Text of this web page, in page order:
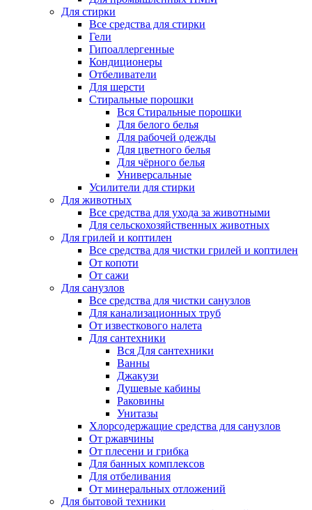
Для стирки
Все средства для стирки
Гели
Гипоаллергенные
Кондиционеры
Отбеливатели
Для шерсти
Стиральные порошки
Вся Стиральные порошки
Для белого белья
Для рабочей одежды
Для цветного белья
Для чёрного белья
Универсальные
Усилители для стирки
Для животных
Все средства для ухода за животными
Для сельскохозяйственных животных
Для грилей и коптилен
Все средства для чистки грилей и коптилен
От копоти
От сажи
Для санузлов
Все средства для чистки санузлов
Для канализационных труб
От известкового налета
Для сантехники
Вся Для сантехники
Ванны
Джакузи
Душевые кабины
Раковины
Унитазы
Хлорсодержащие средства для санузлов
От ржавчины
От плесени и грибка
Для банных комплексов
Для отбеливания
От минеральных отложений
Для бытовой техники